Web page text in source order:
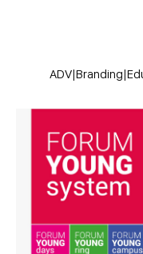
ADV|Branding|